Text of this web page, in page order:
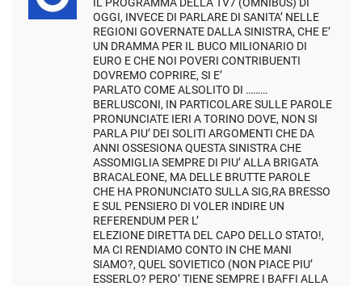
OGGI, INVECE DI PARLARE DI SANITA’ NELLE
REGIONI GOVERNATE DALLA SINISTRA, CHE E’
UN DRAMMA PER IL BUCO MILIONARIO DI
EURO E CHE NOI POVERI CONTRIBUENTI
DOVREMO COPRIRE, SI E’
PARLATO COME ALSOLITO DI ………
BERLUSCONI, IN PARTICOLARE SULLE PAROLE
PRONUNCIATE IERI A TORINO DOVE, NON SI
PARLA PIU’ DEI SOLITI ARGOMENTI CHE DA
ANNI OSSESIONA QUESTA SINISTRA CHE
ASSOMIGLIA SEMPRE DI PIU’ ALLA BRIGATA
BRACALEONE, MA DELLE BRUTTE PAROLE
CHE HA PRONUNCIATO SULLA SIG,RA BRESSO
E SUL PENSIERO DI VOLER INDIRE UN
REFERENDUM PER L’
ELEZIONE DIRETTA DEL CAPO DELLO STATO!,
MA CI RENDIAMO CONTO IN CHE MANI
SIAMO?, QUEL SOVIETICO (NON PIACE PIU’
ESSERLO? PERO’ TIENE SEMPRE I BAFFI ALLA